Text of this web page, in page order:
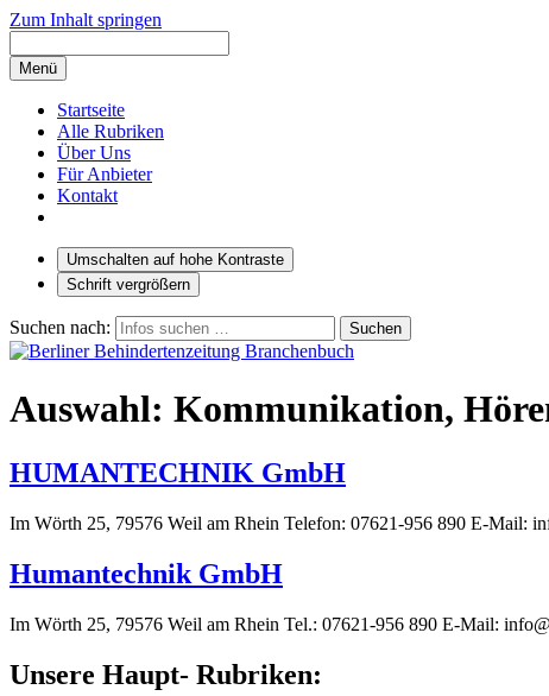
Zum Inhalt springen
Menü
Startseite
Alle Rubriken
Über Uns
Für Anbieter
Kontakt
Umschalten auf hohe Kontraste
Schrift vergrößern
Suchen nach:
Auswahl: Kommunikation,
HUMANTECHNIK GmbH
Im Wörth 25, 79576 Weil am Rhein Telefon: 07621-956 890 E-Mail:
Humantechnik GmbH
Im Wörth 25, 79576 Weil am Rhein Tel.: 07621-956 890 E-Mail:
Unsere Haupt- Rubriken: